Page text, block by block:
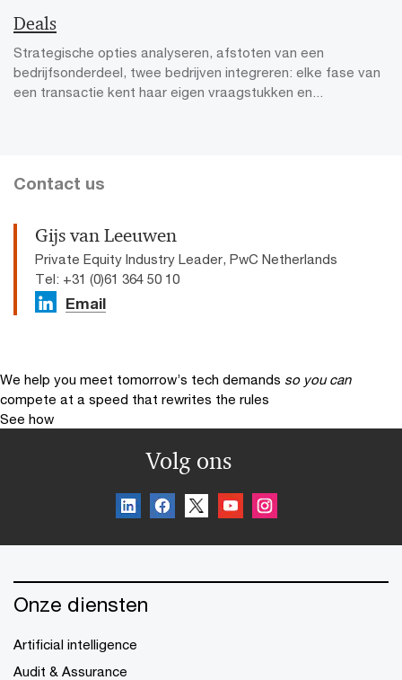
Deals
Strategische opties analyseren, afstoten van een
bedrijfsonderdeel, twee bedrijven integreren: elke fase van
een transactie kent haar eigen vraagstukken en...
Contact us
Gijs van Leeuwen
Private Equity Industry Leader, PwC Netherlands
Tel: +31 (0)61 364 50 10
Email
We help you meet tomorrow’s tech demands so you can
compete at a speed that rewrites the rules
See how
Volg ons
Onze diensten
Artificial intelligence
Audit & Assurance